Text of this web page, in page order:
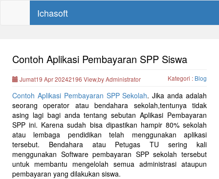
Ichasoft
Contoh Aplikasi Pembayaran SPP Siswa
Jumat19 Apr 20242196 View,by Administrator Kategori : Blog
Contoh Aplikasi Pembayaran SPP Sekolah. Jika anda adalah
seorang operator atau bendahara sekolah,tentunya tidak
asing lagi bagi anda tentang sebutan Aplikasi Pembayaran
SPP ini. Karena sudah bisa dipastikan hampir 80% sekolah
atau lembaga pendidikan telah menggunakan aplikasi
tersebut. Bendahara atau Petugas TU sering kali
menggunakan Software pembayaran SPP sekolah tersebut
untuk membantu mengelolah semua administrasi ataupun
pembayaran yang dilakukan siswa.